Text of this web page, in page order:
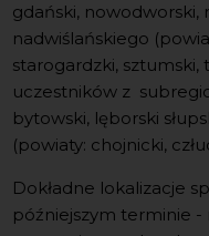
gdański, nowodworski,
nadwiślańskiego
starogardzki,
uczestników z
bytowski, lęborski
(powiaty: chojnicki,
Dokładne lokalizacje
późniejszym terminie